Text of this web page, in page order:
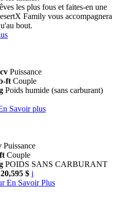
les plus fous et faites-en une
Family vous accompagnera
bout.
Puissance
ft Couple
Poids humide (sans carburant)
Savoir plus
Puissance
Couple
POIDS SANS CARBURANT
$ i
En Savoir Plus